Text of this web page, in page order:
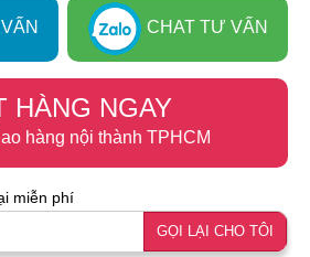
CHAT TƯ VẤN
HÀNG NGAY
hàng nội thành TPHCM
miễn phí
GỌI LẠI CHO TÔI